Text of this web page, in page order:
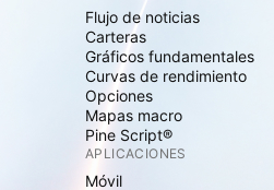
Flujo de noticias
Carteras
Gráficos fundamentales
Curvas de rendimiento
Opciones
Mapas macro
Pine Script®
APLICACIONES
Móvil